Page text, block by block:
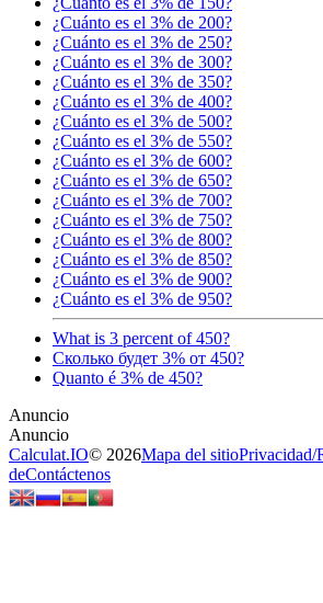
¿Cuánto es el 3% de 200?
¿Cuánto es el 3% de 250?
¿Cuánto es el 3% de 300?
¿Cuánto es el 3% de 350?
¿Cuánto es el 3% de 400?
¿Cuánto es el 3% de 500?
¿Cuánto es el 3% de 550?
¿Cuánto es el 3% de 600?
¿Cuánto es el 3% de 650?
¿Cuánto es el 3% de 700?
¿Cuánto es el 3% de 750?
¿Cuánto es el 3% de 800?
¿Cuánto es el 3% de 850?
¿Cuánto es el 3% de 900?
¿Cuánto es el 3% de 950?
What is 3 percent of 450?
Сколько будет 3% от 450?
Quanto é 3% de 450?
Calculat.IO© 2026Mapa del sitioPrivacidad/
deContáctenos